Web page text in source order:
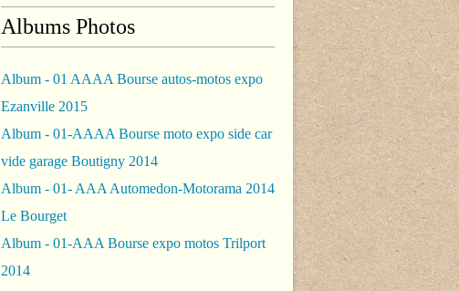
Albums Photos
Album - 01 AAAA Bourse autos-motos expo
Ezanville 2015
Album - 01-AAAA Bourse moto expo side car
vide garage Boutigny 2014
Album - 01- AAA Automedon-Motorama 2014
Le Bourget
Album - 01-AAA Bourse expo motos Trilport
2014